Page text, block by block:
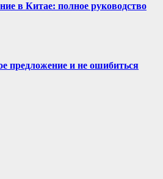
в Китае: полное руководство
предложение и не ошибиться